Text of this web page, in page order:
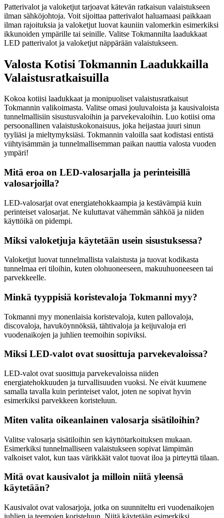
Patterivalot ja valoketjut tarjoavat kätevän ratkaisun valaistukseen
ilman sähköjohtoja. Voit sijoittaa patterivalot haluamaasi paikkaan
ilman rajoituksia ja valoketjut luovat kauniin valomerkin esimerkiksi
ikkunoiden ympärille tai seinille. Valitse Tokmannilta laadukkaat
LED patterivalot ja valoketjut näppärään valaistukseen.
Valosta Kotisi Tokmannin Laadukkailla
Valaistusratkaisuilla
Kokoa kotiisi laadukkaat ja monipuoliset valaistusratkaisut
Tokmannin valikoimasta. Valitse omasi jouluvaloista ja kausivaloista
tunnelmallisiin sisustusvaloihin ja parvekevaloihin. Luo kotiisi oma
persoonallinen valaistuskokonaisuus, joka heijastaa juuri sinun
tyyliäsi ja mieltymyksiäsi. Tokmannin valoilla saat kodistasi entistä
viihtyisämmän ja tunnelmallisemman paikan nauttia valosta vuoden
ympäri!
Mitä eroa on LED-valosarjalla ja perinteisillä
valosarjoilla?
LED-valosarjat ovat energiatehokkaampia ja kestävämpiä kuin
perinteiset valosarjat. Ne kuluttavat vähemmän sähköä ja niiden
käyttöikä on pidempi.
Miksi valoketjuja käytetään usein sisustuksessa?
Valoketjut luovat tunnelmallista valaistusta ja tuovat kodikasta
tunnelmaa eri tiloihin, kuten olohuoneeseen, makuuhuoneeseen tai
parvekkeelle.
Minkä tyyppisiä koristevaloja Tokmanni myy?
Tokmanni myy monenlaisia koristevaloja, kuten pallovaloja,
discovaloja, havuköynnöksiä, tähtivaloja ja keijuvaloja eri
vuodenaikojen ja juhlien teemoihin sopiviksi.
Miksi LED-valot ovat suosittuja parvekevaloissa?
LED-valot ovat suosittuja parvekevaloissa niiden
energiatehokkuuden ja turvallisuuden vuoksi. Ne eivät kuumene
samalla tavalla kuin perinteiset valot, joten ne sopivat hyvin
esimerkiksi parvekkeen koristeluun.
Miten valita oikeanlainen valosarja sisätiloihin?
Valitse valosarja sisätiloihin sen käyttötarkoituksen mukaan.
Esimerkiksi tunnelmalliseen valaistukseen sopivat lämpimän
valkoiset valot, kun taas värikkäät valot tuovat iloa ja pirteyttä tilaan.
Mitä ovat kausivalot ja milloin niitä yleensä
käytetään?
Kausivalot ovat valosarjoja, jotka on suunniteltu eri vuodenaikojen
juhlien ja teemojen koristeluun. Niitä käytetään esimerkiksi